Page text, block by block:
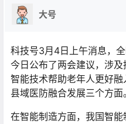
大号
科技号3月4日上午消息，
今日公布了两会建议，涉
智能技术帮助老年人更好
县域医防融合发展三个方面。
在智能制造方面，我国智能